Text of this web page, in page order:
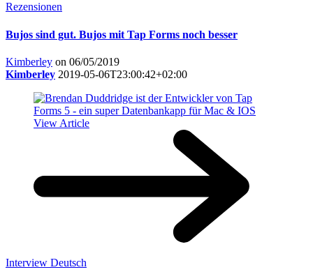
Rezensionen
Bujos sind gut. Bujos mit Tap Forms noch besser
Kimberley on 06/05/2019
Kimberley 2019-05-06T23:00:42+02:00
View Article
Interview Deutsch